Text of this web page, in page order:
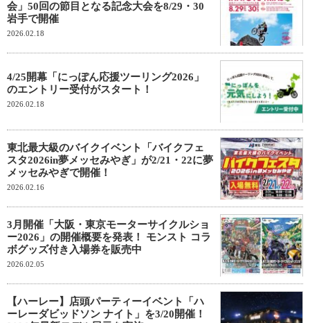
会」50回の節目となる記念大会を8/29・30
岩手で開催
2026.02.18
4/25開幕「にっぽん応援ツーリング2026」
のエントリー受付がスタート！
2026.02.18
東北最大級のバイクイベント「バイクフェ
スタ2026in夢メッセみやぎ」が2/21・22に夢
メッセみやぎで開催！
2026.02.16
3月開催「大阪・東京モーターサイクルショ
ー2026」の開催概要を発表！ モンスト コラ
ボグッズ付き入場券を販売中
2026.02.05
【ハーレー】店頭パーティーイベント「ハ
ーレーダビッドソン ナイト」を3/20開催！